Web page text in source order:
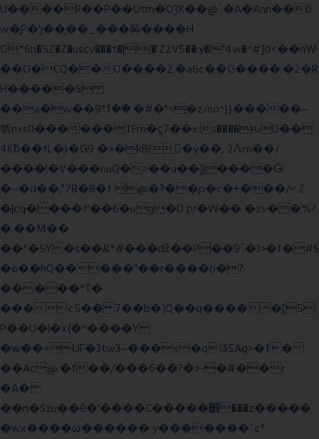
U����R��P��Utm�O]X��@`�A�Ann��0
w�͍P�'j��֛��_���䕟����H
G*6n�5Z�Z�uscv���t�|{�'Z2V5��:y�"4w�^#]σ<��nW
��O�CQ��O����2.�a6c��G����:�2�R
H�����S
��a�w��9*܂��ߌ�#�"=�z/no^}}�����~
쀢nxs0������TFm�ϛ7��x:s����ԋD��
4Kƀ��fL�}�G9 �>�kB(�ِy��, 2ᐿm��/
����!�V���nuQ�>��u��]|����Ġ!
�~�d��;"7B�B�f @�?��p�c�+���/< Z
�|cq����f'��6�ug�D pr�W�� �zv��%?
�.��M��
��*�5Y�s��&*#���ǆ��P��9`�J>�f�#S
�o��hQ�����"��r����ņ�?
�����*T�
���c5�� 7��b�]Q��q�����[5
P��U�l�x{�^����Y
�w��=UF�3tw3~���x�qIå5Ag>�f�
��Ac@:�f��/���6��?�>-�#��r
�A�
��n�Szu��ӗ�'����C�����׻���z�����
�wx����ω������ y�������`c*